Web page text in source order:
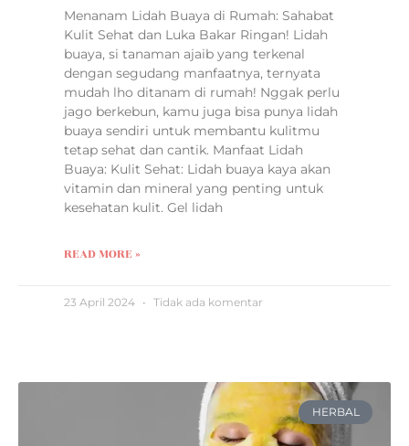
Menanam Lidah Buaya di Rumah: Sahabat
Kulit Sehat dan Luka Bakar Ringan! Lidah
buaya, si tanaman ajaib yang terkenal
dengan segudang manfaatnya, ternyata
mudah lho ditanam di rumah! Nggak perlu
jago berkebun, kamu juga bisa punya lidah
buaya sendiri untuk membantu kulitmu
tetap sehat dan cantik. Manfaat Lidah
Buaya: Kulit Sehat: Lidah buaya kaya akan
vitamin dan mineral yang penting untuk
kesehatan kulit. Gel lidah
READ MORE »
23 April 2024 Tidak ada komentar
HERBAL